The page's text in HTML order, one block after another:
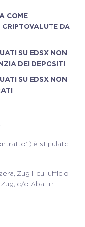
COME
CRIPTOVALUTE DA
SU EDSX NON
DEI DEPOSITI
SU EDSX NON
è stipulato
Zug il cui ufficio
c/o AbaFin